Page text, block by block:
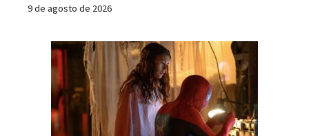
9 de agosto de 2026